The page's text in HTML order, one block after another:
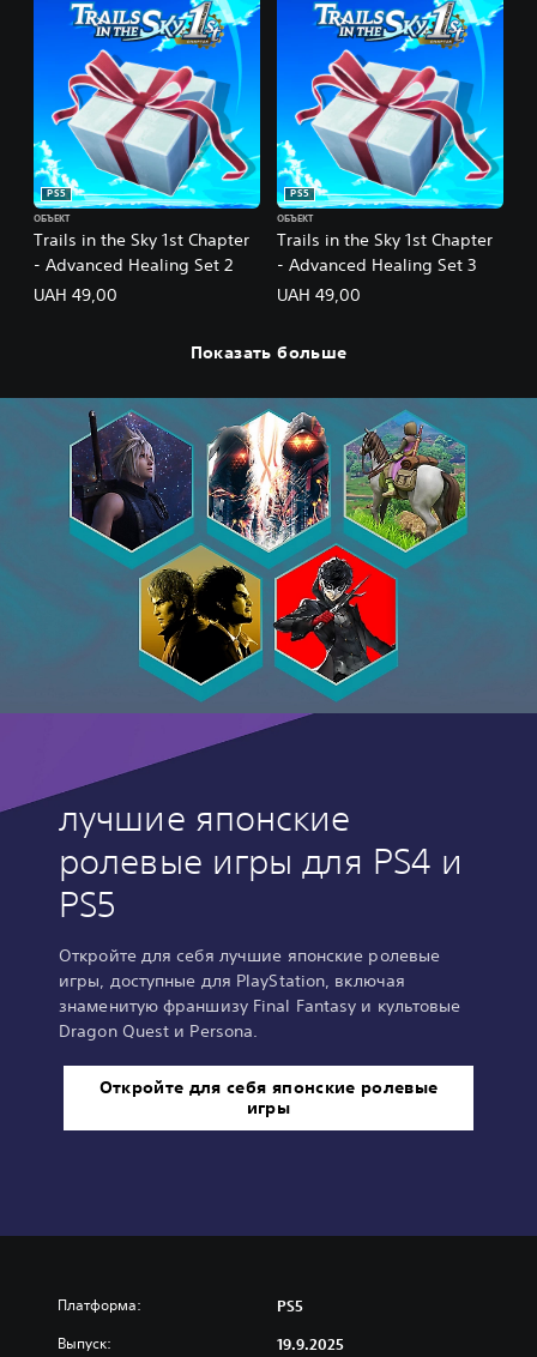
Trails in the Sky 1st Chapter
- Advanced Healing Set 2
PS5
ОБЪЕКТ
UAH 49,00
Trails in the Sky 1st Chapter
- Advanced Healing Set 3
PS5
ОБЪЕКТ
UAH 49,00
Показать больше
лучшие японские
ролевые игры для PS4 и
PS5
Откройте для себя лучшие японские ролевые
игры, доступные для PlayStation, включая
знаменитую франшизу Final Fantasy и культовые
Dragon Quest и Persona.
Откройте для себя японские ролевые
игры
Платформа: PS5
Выпуск: 19.9.2025